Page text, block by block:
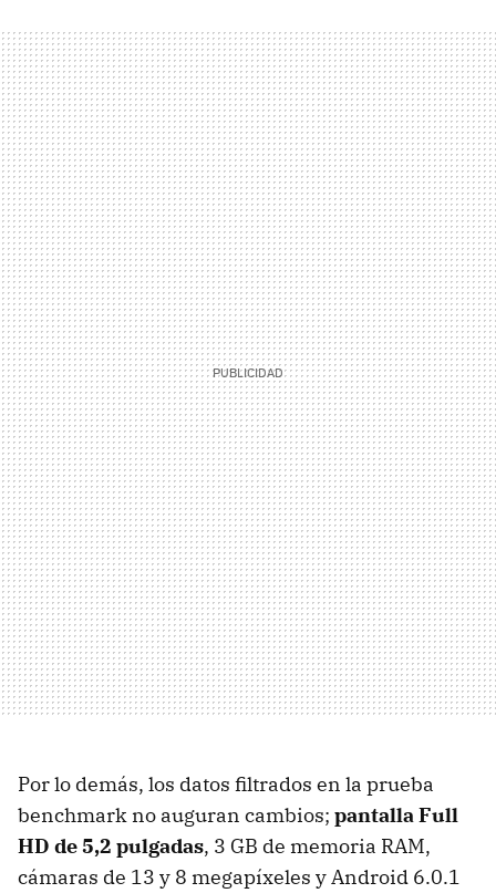
Por lo demás, los datos filtrados en la prueba
benchmark no auguran cambios; pantalla Full
HD de 5,2 pulgadas, 3 GB de memoria RAM,
cámaras de 13 y 8 megapíxeles y Android 6.0.1